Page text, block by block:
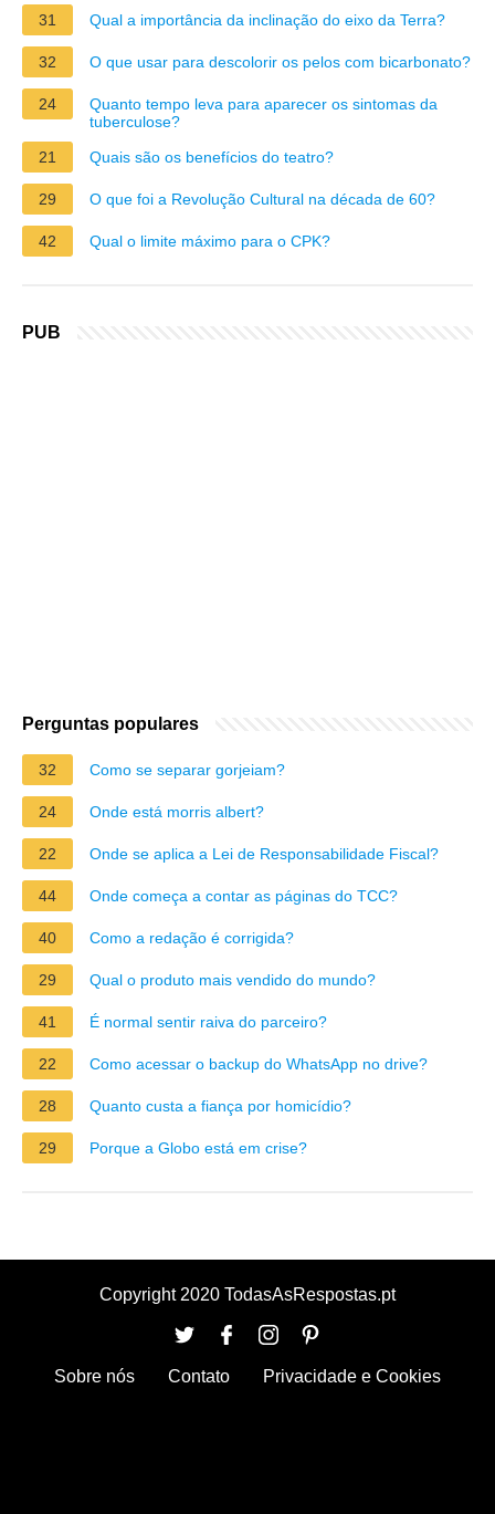
31 Qual a importância da inclinação do eixo da Terra?
32 O que usar para descolorir os pelos com bicarbonato?
24
Quanto tempo leva para aparecer os sintomas da
tuberculose?
21
Quais são os benefícios do teatro?
29 O que foi a Revolução Cultural na década de 60?
42 Qual o limite máximo para o CPK?
PUB
Perguntas populares
32 Como se separar gorjeiam?
24 Onde está morris albert?
22 Onde se aplica a Lei de Responsabilidade Fiscal?
44 Onde começa a contar as páginas do TCC?
40 Como a redação é corrigida?
29 Qual o produto mais vendido do mundo?
41 É normal sentir raiva do parceiro?
22 Como acessar o backup do WhatsApp no drive?
28 Quanto custa a fiança por homicídio?
29 Porque a Globo está em crise?
Copyright 2020 TodasAsRespostas.pt
Sobre nós Contato Privacidade e Cookies